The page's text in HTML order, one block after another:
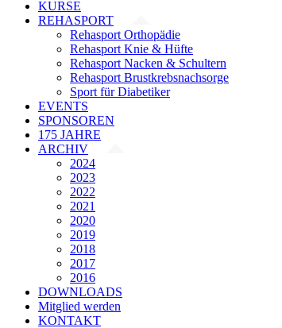
KURSE
REHASPORT
Rehasport Orthopädie
Rehasport Knie & Hüfte
Rehasport Nacken & Schultern
Rehasport Brustkrebsnachsorge
Sport für Diabetiker
EVENTS
SPONSOREN
175 JAHRE
ARCHIV
2024
2023
2022
2021
2020
2019
2018
2017
2016
DOWNLOADS
Mitglied werden
KONTAKT